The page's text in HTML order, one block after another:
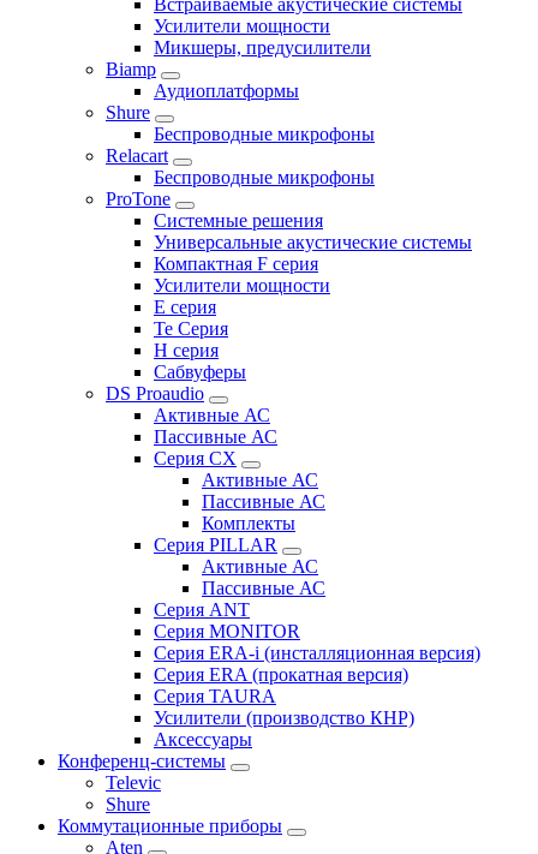
Усилители мощности
Микшеры, предусилители
Biamp
Аудиоплатформы
Shure
Беспроводные микрофоны
Relacart
Беспроводные микрофоны
ProTone
Системные решения
Универсальные акустические системы
Компактная F серия
Усилители мощности
E серия
Te Серия
H серия
Сабвуферы
DS Proaudio
Активные АС
Пассивные АС
Серия CX
Активные АС
Пассивные АС
Комплекты
Серия PILLAR
Активные АС
Пассивные АС
Серия ANT
Серия MONITOR
Серия ERA-i (инсталляционная версия)
Серия ERA (прокатная версия)
Серия TAURA
Усилители (производство КНР)
Аксессуары
Конференц-системы
Televic
Shure
Коммутационные приборы
Aten